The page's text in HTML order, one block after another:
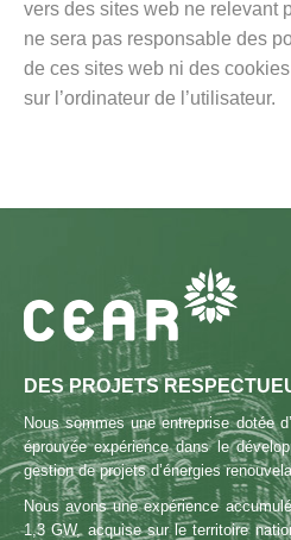
vers des sites web ne relevant
ne sera pas responsable des
de ces sites web ni des
sur l’ordinateur de l’utilisateur.
DES PROJETS
Nous sommes une entreprise dotée
éprouvée expérience dans le
gestion de projets d’énergies
Nous avons une expérience
1,3 GW, acquise sur le territoire